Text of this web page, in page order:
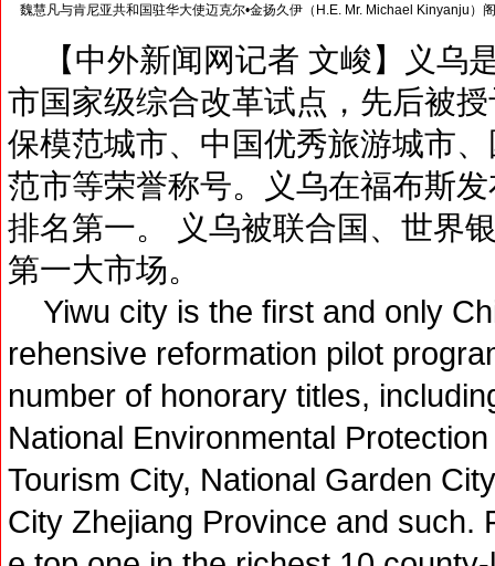
魏慧凡与肯尼亚共和国驻华大使迈克尔•金扬久伊（H.E. Mr. Michael Kinyanju）
【中外新闻网记者 文峻】义乌
市国家级综合改革试点，先后被
保模范城市、中国优秀旅游城市
范市等荣誉称号。义乌在福布斯
排名第一。 义乌被联合国、世界
第一大市场。
Yiwu city is the first and only
rehensive reformation pilot
number of honorary titles,
National Environmental
Tourism City, National Garden
City Zhejiang Province and such.